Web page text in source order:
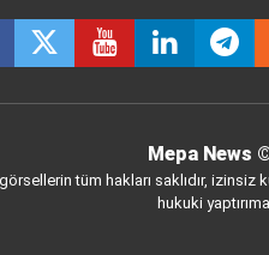
Mepa News
tüm hakları saklıdır, izinsiz
hukuki